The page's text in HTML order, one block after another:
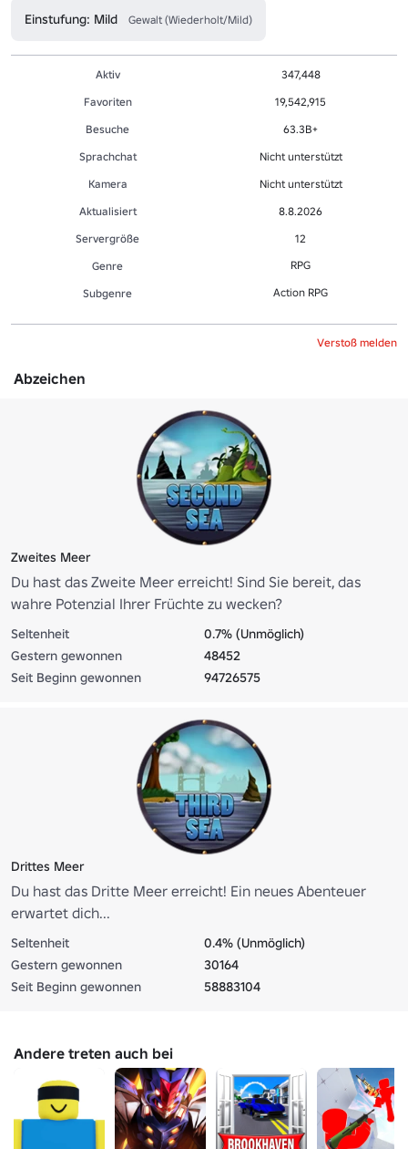
Einstufung: Mild Gewalt (Wiederholt/Mild)
Aktiv
347,448
Favoriten
19,542,915
Besuche
63.3B+
Sprachchat
Nicht unterstützt
Kamera
Nicht unterstützt
Aktualisiert
8.8.2026
Servergröße
12
Genre
RPG
Sub­gen­re Action RPG
Verstoß melden
Abzeichen
Zweites Meer
Du hast das Zweite Meer erreicht! Sind Sie bereit, das
wahre Potenzial Ihrer Früchte zu wecken?
Seltenheit
0.7% (Unmöglich)
Gestern gewonnen
48452
Seit Beginn gewonnen
94726575
Drittes Meer
Du hast das Dritte Meer erreicht! Ein neues Abenteuer
erwartet dich...
Seltenheit
0.4% (Unmöglich)
Gestern gewonnen
30164
Seit Beginn gewonnen
58883104
Andere treten auch bei